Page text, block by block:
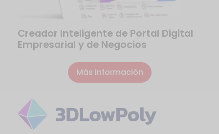
Creador Inteligente de Portal Digital
Empresarial y de Negocios
Más información